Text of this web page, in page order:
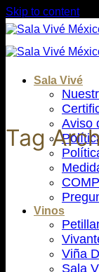
Skip to content
Sala Vivé
Aviso
Vinos
Viña
Sala
Tag